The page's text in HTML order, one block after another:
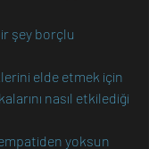
şey borçlu
elde etmek için
nasıl etkilediği
yoksun